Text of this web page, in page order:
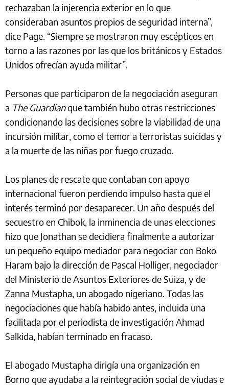
rechazaban la injerencia exterior en lo que
consideraban asuntos propios de seguridad interna”,
dice Page. “Siempre se mostraron muy escépticos en
torno a las razones por las que los británicos y Estados
Unidos ofrecían ayuda militar”.
Personas que participaron de la negociación aseguran
a The Guardianque también hubo otras restricciones
condicionando las decisiones sobre la viabilidad de una
incursión militar, como el temor a terroristas suicidas y
a la muerte de las niñas por fuego cruzado.
Los planes de rescate que contaban con apoyo
internacional fueron perdiendo impulso hasta que el
interés terminó por desaparecer. Un año después del
secuestro en Chibok, la inminencia de unas elecciones
hizo que Jonathan se decidiera finalmente a autorizar
un pequeño equipo mediador para negociar con Boko
Haram bajo la dirección de Pascal Holliger, negociador
del Ministerio de Asuntos Exteriores de Suiza, y de
Zanna Mustapha, un abogado nigeriano. Todas las
negociaciones que había habido antes, incluida una
facilitada por el periodista de investigación Ahmad
Salkida, habían terminado en fracaso.
El abogado Mustapha dirigía una organización en
Borno que ayudaba a la reintegración social de viudas e